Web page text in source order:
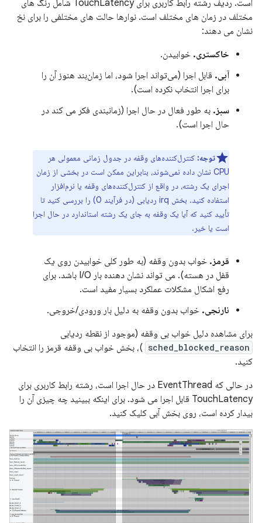
است. ردیف رشته رابط کاربری برای TouchLatency شامل رنگ های
مختلف در زمان های مختلف است. نوارها حالت های مختلفی را برای نخ
نشان می دهند:
خاکستری. خوابیدن.
آبی. قابل اجرا (می‌تواند اجرا شود، اما زمان‌بند هنوز آن را
برای اجرا انتخاب نکرده است).
سبز. به طور فعال در حال اجرا (زمانبندی فکر می کند در
حال اجرا است).
توجه: کنترل‌کننده‌های وقفه در جدول زمانی معمولی هر
CPU نشان داده نمی‌شوند، بنابراین ممکن است در بخشی از زمان
اجرای یک رشته، در واقع از کنترل‌کننده‌های وقفه یا نرم‌افزار
استفاده کنید. بخش irq ردیابی (در فرآیند 0) را بررسی کنید تا
تأیید کنید که آیا یک وقفه به جای یک رشته استاندارد در حال اجرا
است یا خیر.
قرمز. خواب بدون وقفه (به طور کلی خوابیدن روی یک
قفل در هسته). می تواند نشان دهنده بار I/O باشد. برای
رفع اشکال مشکلات عملکرد بسیار مفید است.
نارنجی. خواب بدون وقفه به دلیل بار ورودی/خروجی.
برای مشاهده دلیل خواب بی وقفه (موجود از نقطه ردیابی
sched_blocked_reason )، بخش خواب بی وقفه قرمز را انتخاب
کنید.
در حالی که EventThread در حال اجرا است، رشته رابط کاربری برای
TouchLatency قابل اجرا می شود. برای اینکه ببینید چه چیزی آن را
بیدار کرده است، روی بخش آبی کلیک کنید.